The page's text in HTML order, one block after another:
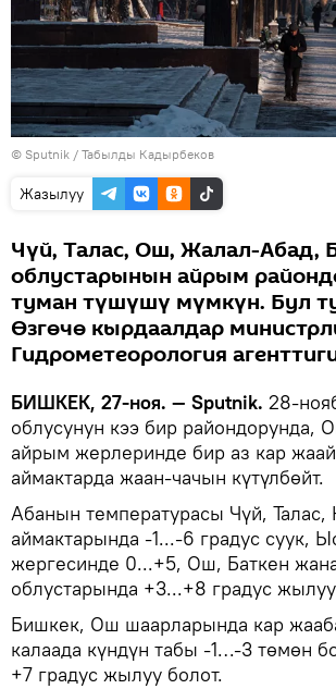
© Sputnik / Табылды Кадырбеков
Жазылуу
Чүй, Талас, Ош, Жалал-Абад,
облустарынын айрым
туман түшүшү мүмкүн. Бул
Өзгөчө кырдаалдар
Гидрометеорология
БИШКЕК, 27-ноя. — Sputnik. 28-
облусунун кээ бир райондорунда,
айрым жерлеринде бир аз кар
аймактарда жаан-чачын күтүлбөйт.
Абанын температурасы Чүй,
аймактарында -1...-6 градус суук,
жергесинде 0...+5, Ош, Баткен
облустарында +3...+8 градус
Бишкек, Ош шаарларында кар
калаада күндүн табы -1…-3 төмөн
+7 градус жылуу болот.